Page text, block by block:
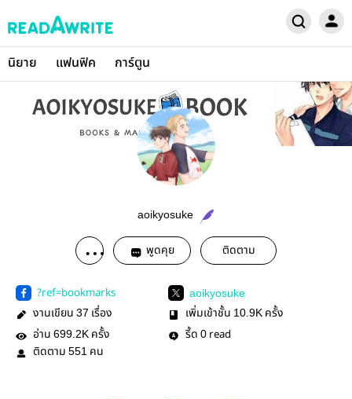
นิยาย แฟนฟิค การ์ตูน
aoikyosuke
พูดคุย ติดตาม
?ref=bookmarks aoikyosuke
งานเขียน 37 เรื่อง เพิ่มเข้าชั้น 10.9K ครั้ง
อ่าน 699.2K ครั้ง รี้ด 0 read
ติดตาม 551 คน